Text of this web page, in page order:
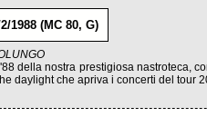
1988 (MC 80, G)
della nostra prestigiosa nastroteca,
daylight che apriva i concerti del tour